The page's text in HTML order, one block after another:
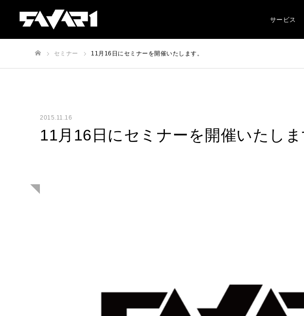
サービス
セミナー 11月16日にセミナーを開催いたします。
2015.11.16
11月16日にセミナーを開催いたしま